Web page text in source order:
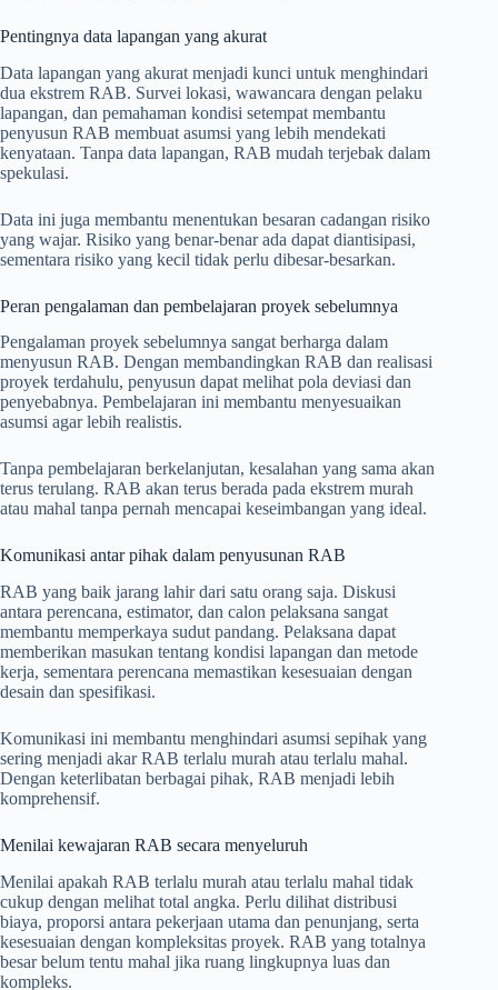
Pentingnya data lapangan yang akurat
Data lapangan yang akurat menjadi kunci untuk menghindari
dua ekstrem RAB. Survei lokasi, wawancara dengan pelaku
lapangan, dan pemahaman kondisi setempat membantu
penyusun RAB membuat asumsi yang lebih mendekati
kenyataan. Tanpa data lapangan, RAB mudah terjebak dalam
spekulasi.
Data ini juga membantu menentukan besaran cadangan risiko
yang wajar. Risiko yang benar-benar ada dapat diantisipasi,
sementara risiko yang kecil tidak perlu dibesar-besarkan.
Peran pengalaman dan pembelajaran proyek sebelumnya
Pengalaman proyek sebelumnya sangat berharga dalam
menyusun RAB. Dengan membandingkan RAB dan realisasi
proyek terdahulu, penyusun dapat melihat pola deviasi dan
penyebabnya. Pembelajaran ini membantu menyesuaikan
asumsi agar lebih realistis.
Tanpa pembelajaran berkelanjutan, kesalahan yang sama akan
terus terulang. RAB akan terus berada pada ekstrem murah
atau mahal tanpa pernah mencapai keseimbangan yang ideal.
Komunikasi antar pihak dalam penyusunan RAB
RAB yang baik jarang lahir dari satu orang saja. Diskusi
antara perencana, estimator, dan calon pelaksana sangat
membantu memperkaya sudut pandang. Pelaksana dapat
memberikan masukan tentang kondisi lapangan dan metode
kerja, sementara perencana memastikan kesesuaian dengan
desain dan spesifikasi.
Komunikasi ini membantu menghindari asumsi sepihak yang
sering menjadi akar RAB terlalu murah atau terlalu mahal.
Dengan keterlibatan berbagai pihak, RAB menjadi lebih
komprehensif.
Menilai kewajaran RAB secara menyeluruh
Menilai apakah RAB terlalu murah atau terlalu mahal tidak
cukup dengan melihat total angka. Perlu dilihat distribusi
biaya, proporsi antara pekerjaan utama dan penunjang, serta
kesesuaian dengan kompleksitas proyek. RAB yang totalnya
besar belum tentu mahal jika ruang lingkupnya luas dan
kompleks.